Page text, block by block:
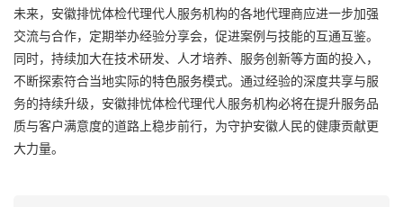
未来，安徽排忧体检代理代人服务机构的各地代理商应进一步加强
交流与合作，定期举办经验分享会，促进案例与技能的互通互鉴。
同时，持续加大在技术研发、人才培养、服务创新等方面的投入，
不断探索符合当地实际的特色服务模式。通过经验的深度共享与服
务的持续升级，安徽排忧体检代理代人服务机构必将在提升服务品
质与客户满意度的道路上稳步前行，为守护安徽人民的健康贡献更
大力量。